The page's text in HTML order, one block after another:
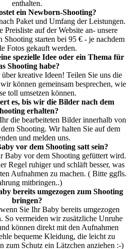
enthalten.
ein Newborn-Shooting?
Paket und Umfang der Leistungen.
Preisliste auf der Website an- unsere
Shooting starten bei 95 € - je nachdem
Fotos gekauft werden.
spezielle Idee oder ein Thema für
Shooting habe?
kreative Ideen! Teilen Sie uns die
können gemeinsam besprechen, wie
toll umsetzen können.
es, bis wir die Bilder nach dem
erhalten?
die bearbeiteten Bilder innerhalb von
Shooting. Wir halten Sie auf dem
und melden uns.
vor dem Shooting satt sein?
Baby vor dem Shooting gefüttert wird.
Regel ruhiger und schläft besser, was
Aufnahmen zu machen. ( Bitte ggfls.
mitbringen..)
bereits umgezogen zum Shooting
bringen?
Sie Ihr Baby bereits umgezogen
So vermeiden wir zusätzliche Unruhe
können direkt mit den Aufnahmen
bequeme Kleidung, die leicht zu
zum Schutz ein Lätzchen anziehen :-)